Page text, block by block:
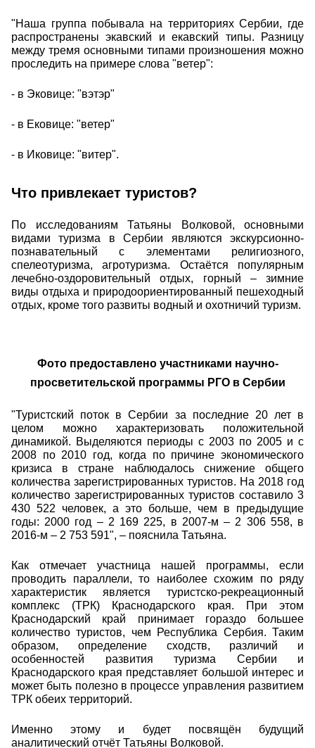
"Наша группа побывала на территориях Сербии, где
распространены экавский и екавский типы. Разницу
между тремя основными типами произношения можно
проследить на примере слова "ветер":
⁃ в Эковице: "вэтэр"
⁃ в Ековице: "ветер"
⁃ в Иковице: "витер".
Что привлекает туристов?
По исследованиям Татьяны Волковой, основными
видами туризма в Сербии являются экскурсионно-
познавательный с элементами религиозного,
спелеотуризма, агротуризма. Остаётся популярным
лечебно-оздоровительный отдых, горный – зимние
виды отдыха и природоориентированный пешеходный
отдых, кроме того развиты водный и охотничий туризм.
Фото предоставлено участниками научно-
просветительской программы РГО в Сербии
"Туристский поток в Сербии за последние 20 лет в
целом можно характеризовать положительной
динамикой. Выделяются периоды с 2003 по 2005 и с
2008 по 2010 год, когда по причине экономического
кризиса в стране наблюдалось снижение общего
количества зарегистрированных туристов. На 2018 год
количество зарегистрированных туристов составило 3
430 522 человек, а это больше, чем в предыдущие
годы: 2000 год – 2 169 225, в 2007-м – 2 306 558, в
2016-м – 2 753 591", – пояснила Татьяна.
Как отмечает участница нашей программы, если
проводить параллели, то наиболее схожим по ряду
характеристик является туристско-рекреационный
комплекс (ТРК) Краснодарского края. При этом
Краснодарский край принимает гораздо большее
количество туристов, чем Республика Сербия. Таким
образом, определение сходств, различий и
особенностей развития туризма Сербии и
Краснодарского края представляет большой интерес и
может быть полезно в процессе управления развитием
ТРК обеих территорий.
Именно этому и будет посвящён будущий
аналитический отчёт Татьяны Волковой.